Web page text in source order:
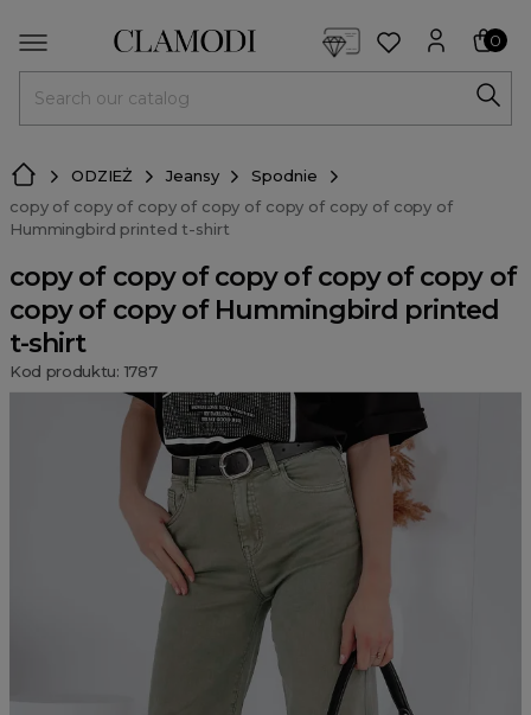
0
ODZIEŻ Jeansy
Spodnie
copy of copy of copy of copy of copy of copy of copy of
Hummingbird printed t-shirt
copy of copy of copy of copy of copy of
copy of copy of Hummingbird printed
t-shirt
Kod produktu: 1787